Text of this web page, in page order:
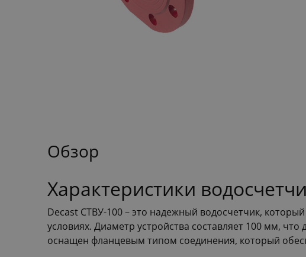
Обзор
Характеристики
Decast СТВУ-100 – это надежный водосчетчик,
условиях. Диаметр устройства составляет 100 мм,
оснащен фланцевым типом соединения, который